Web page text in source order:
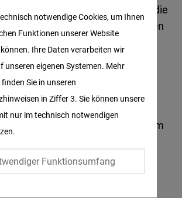
hat. Ziel der Stiftung ist es, die
und Würde aller Menschen
der Gesellschaft im In- und
Friedrich-Naumann-
in Peru, Chile, Kolumbien,
und Venezuela tätig. Gemeinsam
Organisationen oder
wir uns das Ziel gesetzt,
und unternehmerische
fördern.
notwendige Cookies, um Ihnen
Funktionen unserer Website
Ihre Daten verarbeiten wir
unseren eigenen Systemen. Mehr
Sie in unseren
in Ziffer 3. Sie können unsere
nur im technisch notwendigen
Funktionsumfang